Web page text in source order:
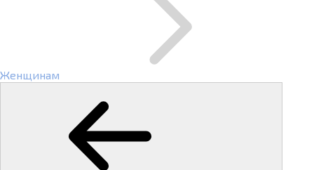
Женщинам